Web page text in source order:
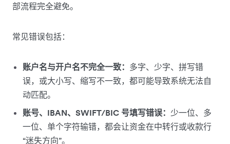
部流程完全避免。
常见错误包括：
账户名与开户名不完全一致： 多字、少字、拼写错
误，或大小写、缩写不一致，都可能导致系统无法自
动匹配。
账号、IBAN、SWIFT/BIC 号填写错误： 少一位、多
一位、单个字符输错，都会让资金在中转行或收款行
“迷失方向”。